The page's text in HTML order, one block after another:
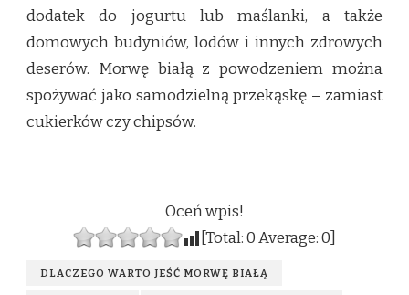
dodatek do jogurtu lub maślanki, a także
domowych budyniów, lodów i innych zdrowych
deserów. Morwę białą z powodzeniem można
spożywać jako samodzielną przekąskę – zamiast
cukierków czy chipsów.
Oceń wpis!
[Total:0Average:0]
DLACZEGO WARTO JEŚĆ MORWĘ BIAŁĄ